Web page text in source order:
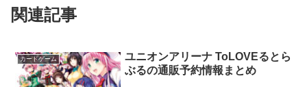
関連記事
カードゲーム
ユニオンアリーナ ToLOVEるとら
ぶるの通販予約情報まとめ